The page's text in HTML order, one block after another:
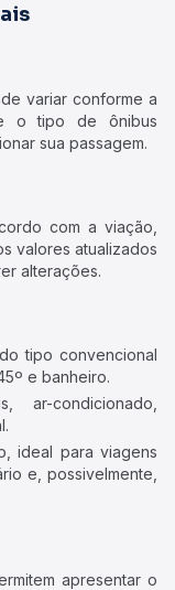
variar conforme a
o tipo de ônibus
sua passagem.
com a viação,
valores atualizados
alterações.
tipo convencional
e banheiro.
ar-condicionado,
ideal para viagens
e, possivelmente,
apresentar o